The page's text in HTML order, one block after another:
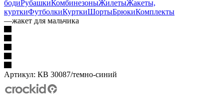
бодиРубашкиКомбинезоныЖилетыЖакеты,
курткиФутболкиКурткиШортыБрюкиКомплекты
—жакет для мальчика
Артикул: КВ 30087/темно-синий